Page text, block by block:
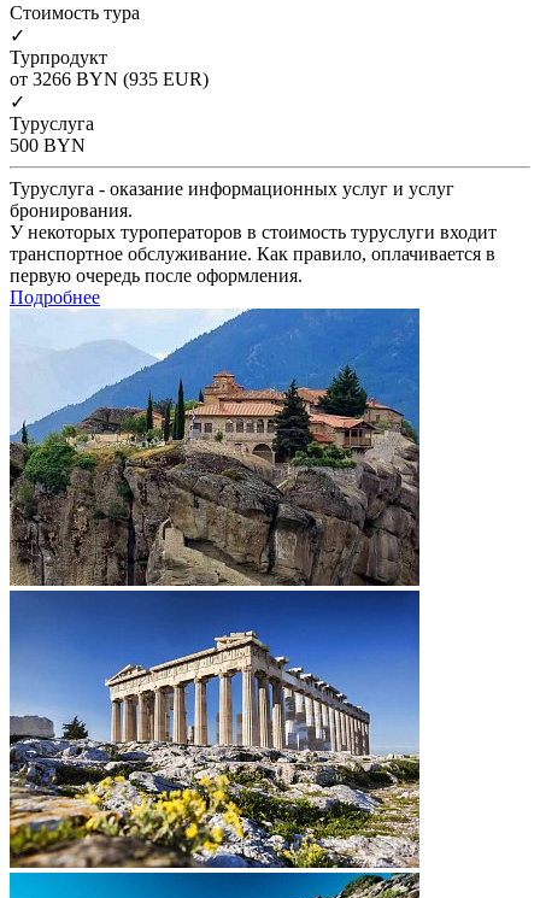
Cтоимость тура
✓
Турпродукт
от 3266 BYN (935 EUR)
✓
Туруслуга
500 BYN
Туруслуга - оказание информационных услуг и услуг
бронирования.
У некоторых туроператоров в стоимость туруслуги входит
транспортное обслуживание. Как правило, оплачивается в
первую очередь после оформления.
Подробнее